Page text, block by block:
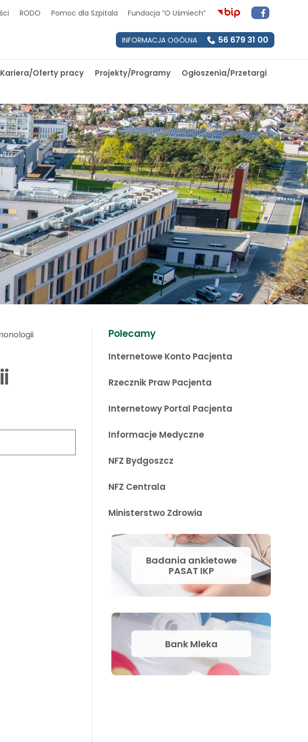
RODO Pomoc dla Szpitala Fundacja “O Uśmiech”
INFORMACJA OGÓLNA 56 679 31 00
Kariera/Oferty pracy Projekty/Programy
Ogłoszenia/Przetargi
Polecamy
Internetowe Konto Pacjenta
Rzecznik Praw Pacjenta
Internetowy Portal Pacjenta
Informacje Medyczne
NFZ Bydgoszcz
NFZ Centrala
Ministerstwo Zdrowia
Badania ankietowe
PASAT IKP
Bank Mleka